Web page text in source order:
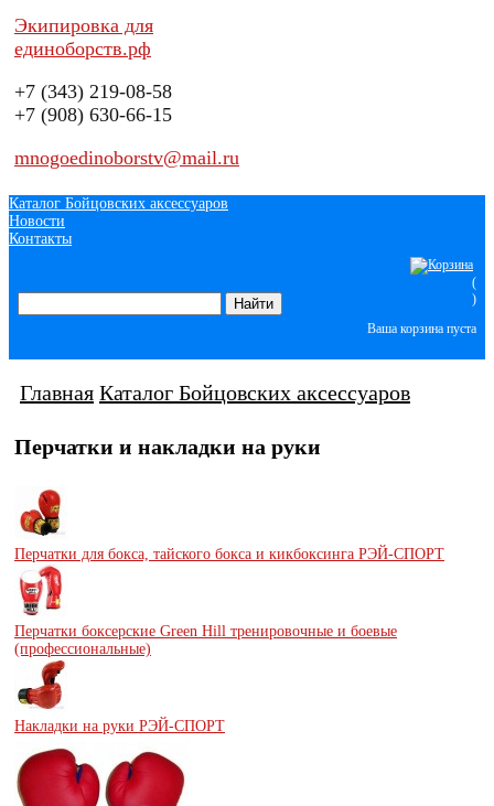
Экипировка для
единоборств.рф
+7 (343) 219-08-58
+7 (908) 630-66-15
mnogoedinoborstv@mail.ru
Каталог Бойцовских аксессуаров
Новости
Контакты
(
)
Ваша корзина пуста
Главная Каталог Бойцовских аксессуаров
Перчатки и накладки на руки
Перчатки для бокса, тайского бокса и кикбоксинга РЭЙ-СПОРТ
Перчатки боксерские Green Hill тренировочные и боевые
(профессиональные)
Накладки на руки РЭЙ-СПОРТ